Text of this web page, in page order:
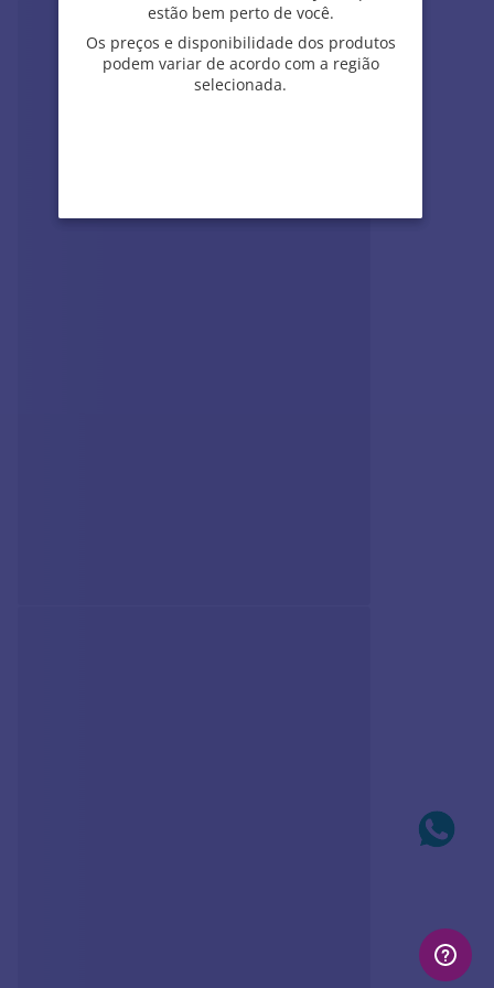
VOCÊ PODE SE INTERESSAR POR
estão bem perto de você.
Os preços e disponibilidade dos produtos
podem variar de acordo com a região
selecionada.
estão bem perto de você.
Os preços e disponibilidade dos produtos
podem variar de acordo com a região
selecionada.